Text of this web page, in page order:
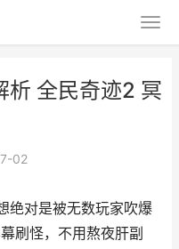
析 全民奇迹2 冥
02
绝对是被无数玩家吹爆
刷怪，不用熬夜肝副